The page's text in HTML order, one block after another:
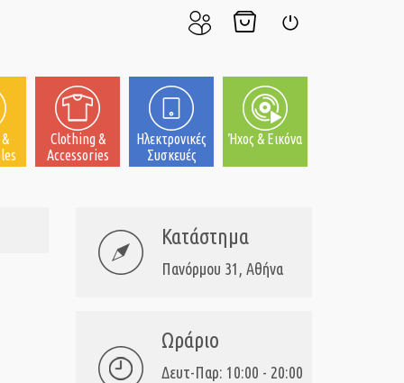
μου
Clothing &
Accessories
Ηλεκτρονικές
Συσκευές
Ήχος & Εικόνα
Κατάστημα
Πανόρμου 31, Αθήνα
Ωράριο
Δευτ-Παρ: 10:00 - 20:00